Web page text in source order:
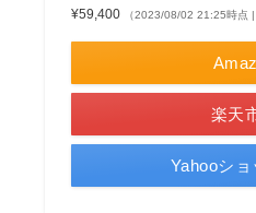
¥59,400
（2023/08/02 21:25時点 |
楽天
Yahooシ